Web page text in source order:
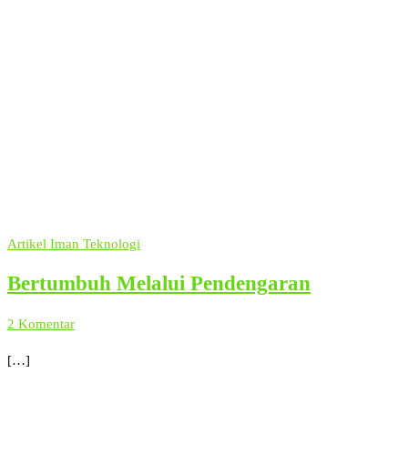
Artikel Iman Teknologi
Bertumbuh Melalui Pendengaran
2 Komentar
[…]